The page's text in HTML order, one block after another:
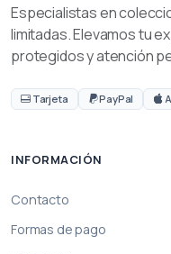
Especialistas en
limitadas. Elevamos tu
protegidos y atención
Tarjeta PayPal
INFORMACIÓN
Contacto
Formas de pago